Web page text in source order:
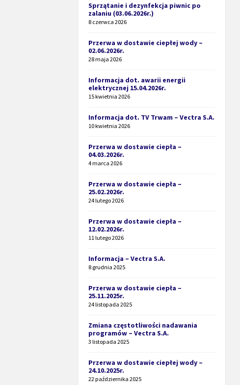
Sprzątanie i dezynfekcja piwnic po
zalaniu (03.06.2026r.)
8 czerwca 2026
Przerwa w dostawie ciepłej wody –
02.06.2026r.
28 maja 2026
Informacja dot. awarii energii
elektrycznej 15.04.2026r.
15 kwietnia 2026
Informacja dot. TV Trwam – Vectra S.A.
10 kwietnia 2026
Przerwa w dostawie ciepła –
04.03.2026r.
4 marca 2026
Przerwa w dostawie ciepła –
25.02.2026r.
24 lutego 2026
Przerwa w dostawie ciepła –
12.02.2026r.
11 lutego 2026
Informacja – Vectra S.A.
8 grudnia 2025
Przerwa w dostawie ciepła –
25.11.2025r.
24 listopada 2025
Zmiana częstotliwości nadawania
programów – Vectra S.A.
3 listopada 2025
Przerwa w dostawie ciepłej wody –
24.10.2025r.
22 października 2025